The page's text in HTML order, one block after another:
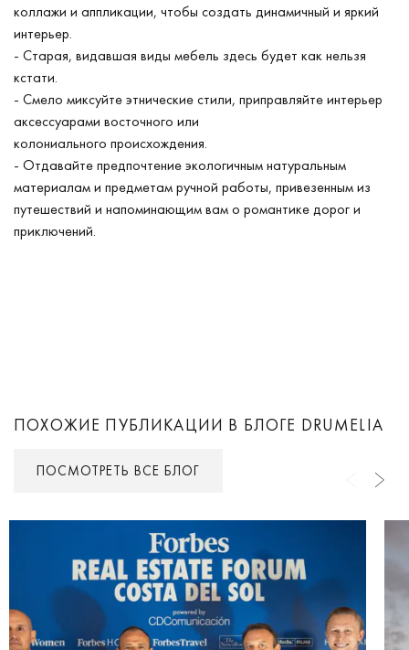
коллажи и аппликации, чтобы создать динамичный и яркий
интерьер.
- Старая, видавшая виды мебель здесь будет как нельзя
кстати.
- Смело миксуйте этнические стили, приправляйте интерьер
аксессуарами восточного или
колониального происхождения.
- Отдавайте предпочтение экологичным натуральным
материалам и предметам ручной работы, привезенным из
путешествий и напоминающим вам о романтике дорог и
приключений.
ПОХОЖИЕ ПУБЛИКАЦИИ В БЛОГЕ DRUMELIA
ПОСМОТРЕТЬ ВСЕ БЛОГ